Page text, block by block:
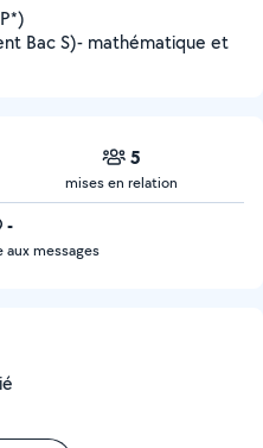
Bac S)- mathématique et
5
mises en relation
-
aux messages